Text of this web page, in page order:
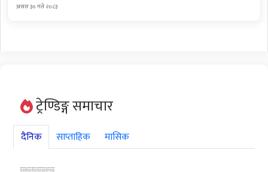
असार ३० गते २०८३
ट्रेण्डिङ्ग समाचार
दैनिक साप्ताहिक मासिक